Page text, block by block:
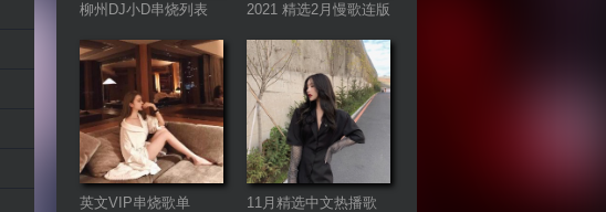
柳州DJ小D串烧列表
2021 精选2月慢歌连版
音乐串烧
英文VIP串烧歌单
11月精选中文热播歌